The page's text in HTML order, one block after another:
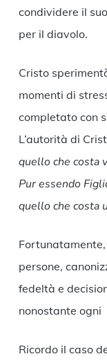
condividere il
per il diavolo.
Cristo
momenti di
completato con
L’autorità di
quello che costa
Pur essendo
quello che costa
persone,
fedeltà e
nonostante ogni
Ricordo il caso